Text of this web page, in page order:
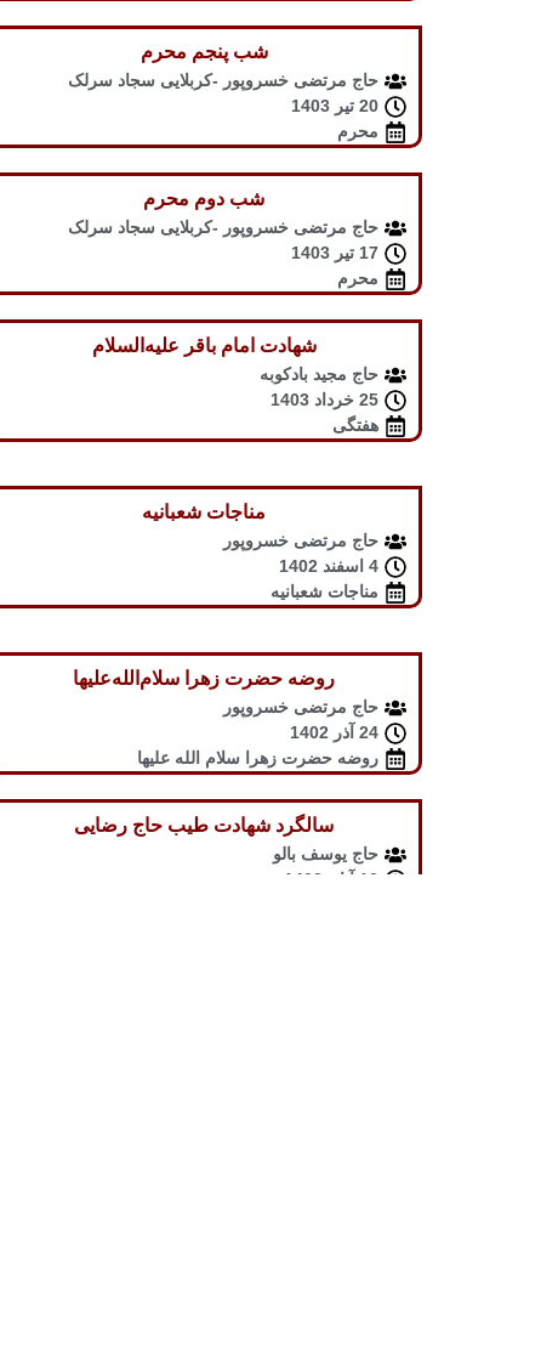
شب پنجم محرم
حاج مرتضی خسروپور -کربلایی سجاد سرلک
20 تیر 1403
محرم
شب دوم محرم
حاج مرتضی خسروپور -کربلایی سجاد سرلک
17 تیر 1403
محرم
شهادت امام باقر علیه‌السلام
حاج مجید بادکوبه
25 خرداد 1403
هفتگی
مناجات شعبانیه
حاج مرتضی خسروپور
4 اسفند 1402
مناجات شعبانیه
روضه حضرت زهرا سلام‌الله‌علیها
حاج مرتضی خسروپور
24 آذر 1402
روضه حضرت زهرا سلام الله علیها
سالگرد شهادت طیب حاج رضایی
حاج یوسف بالو
12 آبان 1402